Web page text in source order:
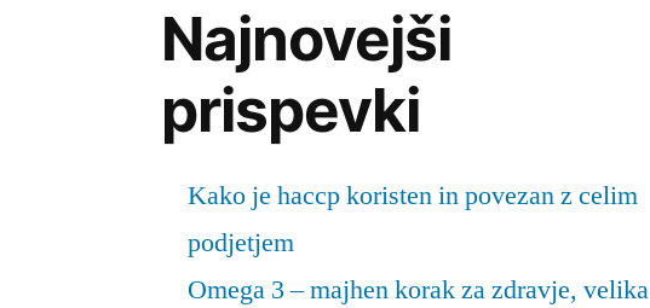
Najnovejši
prispevki
Kako je haccp koristen in povezan z celim
podjetjem
Omega 3 – majhen korak za zdravje, velika